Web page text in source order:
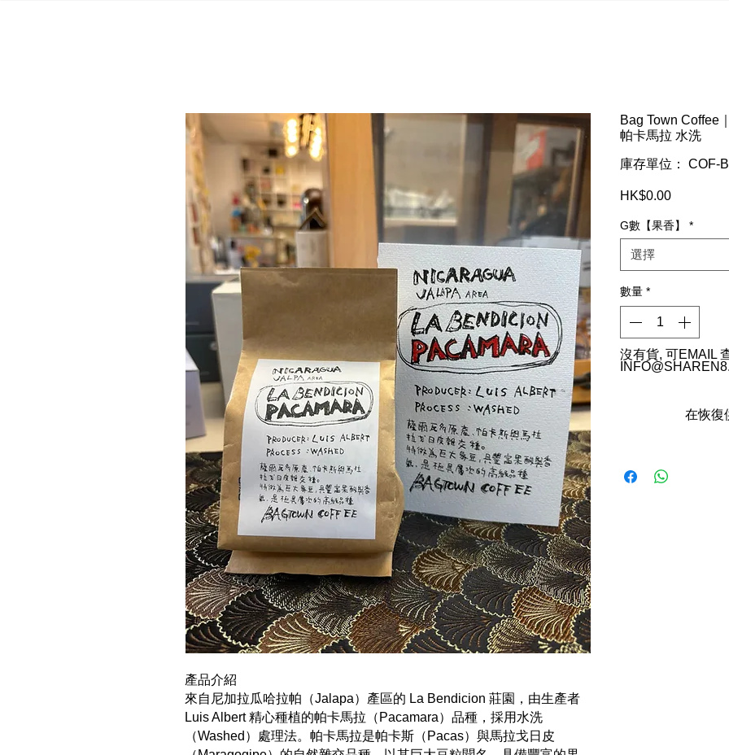
產品介紹
來自尼加拉瓜哈拉帕（Jalapa）產區的 La Bendicion 莊園，由生產者
Luis Albert 精心種植的帕卡馬拉（Pacamara）品種，採用水洗
（Washed）處理法。帕卡馬拉是帕卡斯（Pacas）與馬拉戈日皮
Bag Town Coffee
帕卡馬拉 水洗
庫存單位： COF-
HK$0.00價
G數【果香】 *
選擇
數量 *
沒有貨, 可EMAIL
在恢復